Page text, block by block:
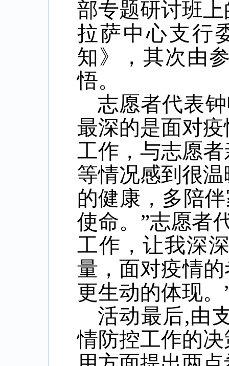
部专题研讨班
拉萨中心支行
知》，其次由
悟。
志愿者代表
最深的是面对
工作，与志愿
等情况感到很
的健康，多陪
使命。”志愿者
工作，让我深
量，面对疫情
更生动的体现。
活动最后,由
情防控工作的